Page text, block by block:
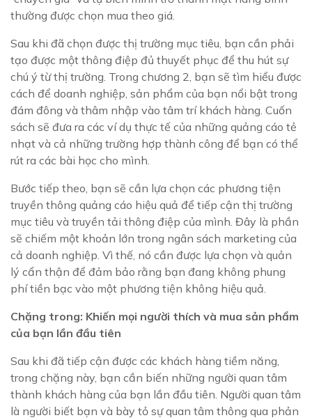
thường được chọn mua theo giá.
Sau khi đã chọn được thị trường mục tiêu, bạn cần phải
tạo được một thông điệp đủ thuyết phục để thu hút sự
chú ý từ thị trường. Trong chương 2, bạn sẽ tìm hiểu được
cách để doanh nghiệp, sản phẩm của bạn nổi bật trong
đám đông và thâm nhập vào tâm trí khách hàng. Cuốn
sách sẽ đưa ra các ví dụ thực tế của những quảng cáo tẻ
nhạt và cả những trường hợp thành công để bạn có thể
rút ra các bài học cho mình.
Bước tiếp theo, bạn sẽ cần lựa chọn các phương tiện
truyền thông quảng cáo hiệu quả để tiếp cận thị trường
mục tiêu và truyền tải thông điệp của mình. Đây là phần
sẽ chiếm một khoản lớn trong ngân sách marketing của
cả doanh nghiệp. Vì thế, nó cần được lựa chọn và quản
lý cẩn thận để đảm bảo rằng bạn đang không phung
phí tiền bạc vào một phương tiện không hiệu quả.
Chặng trong: Khiến mọi người thích và mua sản phẩm
của bạn lần đầu tiên
Sau khi đã tiếp cận được các khách hàng tiềm năng,
trong chặng này, bạn cần biến những người quan tâm
thành khách hàng của bạn lần đầu tiên. Người quan tâm
là người biết bạn và bày tỏ sự quan tâm thông qua phản